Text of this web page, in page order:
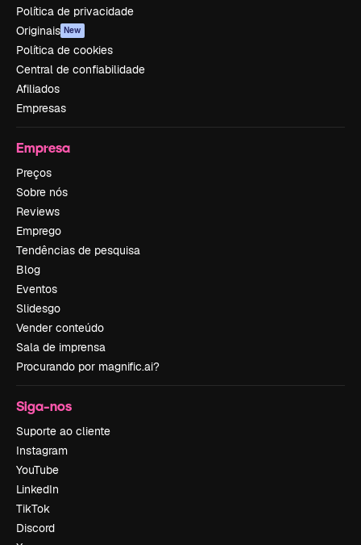
Política de privacidade
Originais New
Política de cookies
Central de confiabilidade
Afiliados
Empresas
Empresa
Preços
Sobre nós
Reviews
Emprego
Tendências de pesquisa
Blog
Eventos
Slidesgo
Vender conteúdo
Sala de imprensa
Procurando por magnific.ai?
Siga-nos
Suporte ao cliente
Instagram
YouTube
LinkedIn
TikTok
Discord